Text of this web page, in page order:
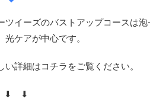
ツイーズのバストアップコースは
光ケアが中心です。
い詳細はコチラをご覧ください。
⬇ ⬇